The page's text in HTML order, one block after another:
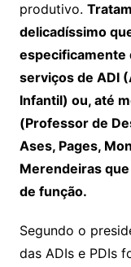
produtivo.
delicadíssimo
especificamente
serviços de ADI
Infantil) ou, até
(Professor de
Ases, Pages,
Merendeiras
de função.
Segundo o
das ADIs e PDIs